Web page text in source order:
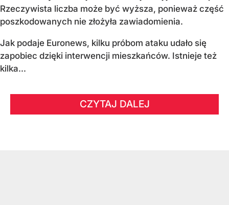
Rzeczywista liczba może być wyższa, ponieważ część
poszkodowanych nie złożyła zawiadomienia.
Jak podaje Euronews, kilku próbom ataku udało się
zapobiec dzięki interwencji mieszkańców. Istnieje też
kilka...
CZYTAJ DALEJ